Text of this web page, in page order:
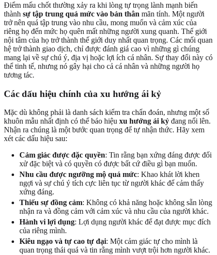
Điểm mấu chốt thường xảy ra khi lòng tự trọng lành mạnh biến
thành sự tập trung quá mức vào bản thân mãn tính. Một người
trở nên quá tập trung vào nhu cầu, mong muốn và cảm xúc của
riêng họ đến mức họ quên mất những người xung quanh. Thế giới
nội tâm của họ trở thành thế giới duy nhất quan trọng. Các mối quan
hệ trở thành giao dịch, chỉ được đánh giá cao vì những gì chúng
mang lại về sự chú ý, địa vị hoặc lợi ích cá nhân. Sự thay đổi này có
thể tinh tế, nhưng nó gây hại cho cả cá nhân và những người họ
tương tác.
Các dấu hiệu chính của xu hướng ái kỷ
Mặc dù không phải là danh sách kiểm tra chẩn đoán, nhưng một số
khuôn mẫu nhất định có thể báo hiệu xu hướng ái kỷ đang nổi lên.
Nhận ra chúng là một bước quan trọng để tự nhận thức. Hãy xem
xét các dấu hiệu sau:
Cảm giác được đặc quyền: Tin rằng bạn xứng đáng được đối
xử đặc biệt và có quyền có được bất cứ điều gì bạn muốn.
Nhu cầu được ngưỡng mộ quá mức: Khao khát lời khen
ngợi và sự chú ý tích cực liên tục từ người khác để cảm thấy
xứng đáng.
Thiếu sự đồng cảm: Không có khả năng hoặc không sẵn lòng
nhận ra và đồng cảm với cảm xúc và nhu cầu của người khác.
Hành vi lợi dụng: Lợi dụng người khác để đạt được mục đích
của riêng mình.
Kiêu ngạo và tự cao tự đại: Một cảm giác tự cho mình là
quan trọng thái quá và tin rằng mình vượt trội hơn người khác.